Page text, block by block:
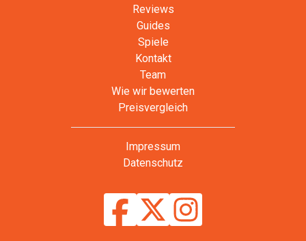
Reviews
Guides
Spiele
Kontakt
Team
Wie wir bewerten
Preisvergleich
Impressum
Datenschutz